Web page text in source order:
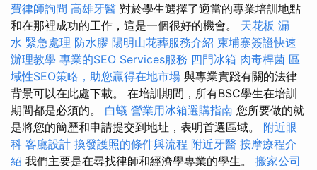
費律師詢問 高雄牙醫 對於學生選擇了適當的專業培訓地點
和在那裡成功的工作，這是一個很好的機會。 天花板 漏
水 緊急處理 防水膠 陽明山花葬服務介紹 柬埔寨簽證快速
辦理教學 專業的SEO Services服務 四門冰箱 肉毒桿菌 區
域性SEO策略，助您贏得在地市場 與專業實踐有關的法律
背景可以在此處下載。 在培訓期間，所有BSC學生在培訓
期間都是必須的。 白蟻 營業用冰箱選購指南 您所要做的就
是將您的簡歷和申請提交到地址，表明首選區域。 附近眼
科 客廳設計 換發護照的條件與流程 附近牙醫 按摩療程介
紹 我們主要是在尋找律師和經濟學專業的學生。 搬家公司